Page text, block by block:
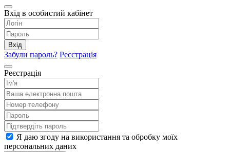
Вхід в особистий кабінет
Вхід
Забули пароль? Реєстрація
Реєстрація
Я даю згоду на використання та обробку моїх
персональних даних